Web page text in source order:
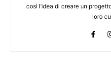
così l’idea di creare un
loro